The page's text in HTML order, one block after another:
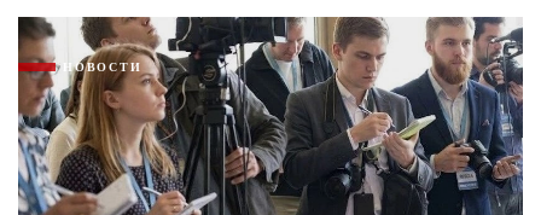
НОВОСТИ